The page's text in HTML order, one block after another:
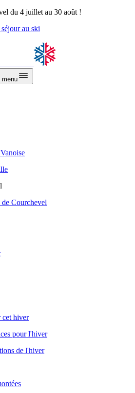
du 4 juillet au 30 août !
au ski
menu
Courchevel
cet hiver
pour l'hiver
de l'hiver